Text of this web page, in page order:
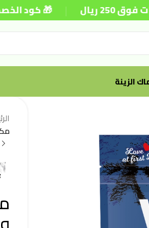
| 🎁 كود الخصم:
الزينة